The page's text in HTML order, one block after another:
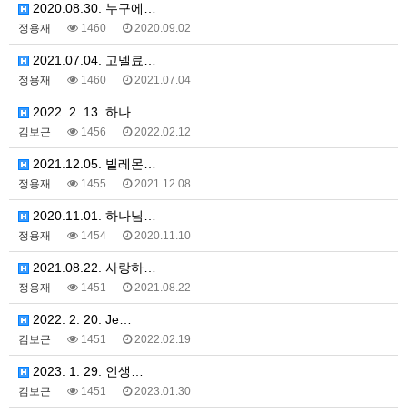
2020.08.30. 누구에…
정용재 1460 2020.09.02
2021.07.04. 고넬료…
정용재 1460 2021.07.04
2022. 2. 13. 하나…
김보근 1456 2022.02.12
2021.12.05. 빌레몬…
정용재 1455 2021.12.08
2020.11.01. 하나님…
정용재 1454 2020.11.10
2021.08.22. 사랑하…
정용재 1451 2021.08.22
2022. 2. 20. Je…
김보근 1451 2022.02.19
2023. 1. 29. 인생…
김보근 1451 2023.01.30